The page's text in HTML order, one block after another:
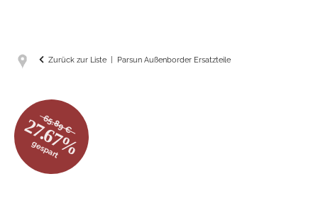
Zurück zur Liste Parsun Außenborder Ersatzteile
65.89 €
27.67%
gespart